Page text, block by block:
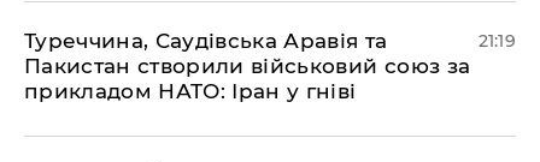
​Туреччина, Саудівська Аравія та
Пакистан створили військовий союз за
прикладом НАТО: Іран у гніві
21:19